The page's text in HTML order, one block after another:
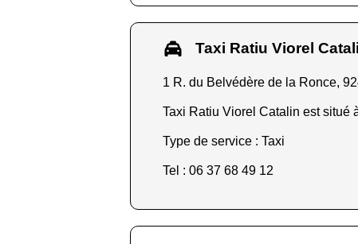
Taxi Ratiu Viorel
1 R. du Belvédère de la Ronce,
Taxi Ratiu Viorel Catalin est situé
Type de service : Taxi
Tel : 06 37 68 49 12